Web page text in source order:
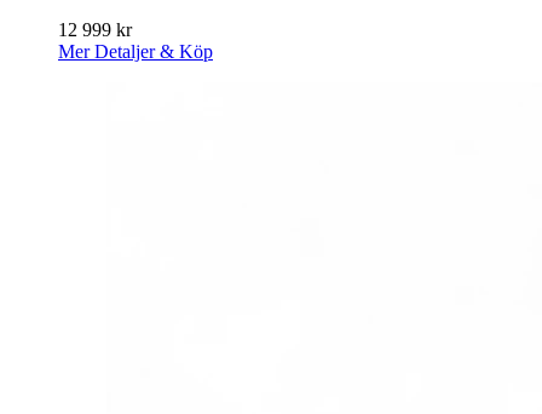
12 999 kr
Mer Detaljer & Köp